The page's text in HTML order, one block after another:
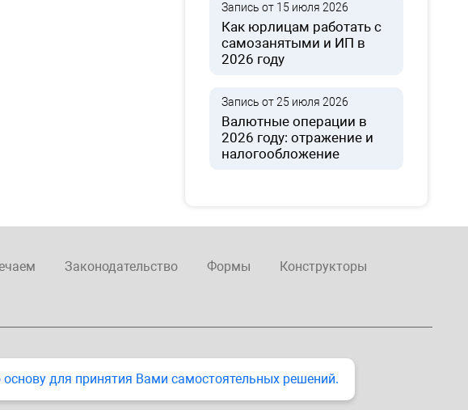
Запись от 15 июля 2026
Как юрлицам работать с
самозанятыми и ИП в
2026 году
Запись от 25 июля 2026
Валютные операции в
2026 году: отражение и
налогообложение
Законодательство Формы Конструкторы
для принятия Вами самостоятельных решений.